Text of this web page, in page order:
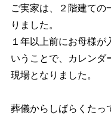
ご実家は、２階建ての
りました。
１年以上前にお母様が
いうことで、カレンダ
現場となりました。
葬儀からしばらくたっ